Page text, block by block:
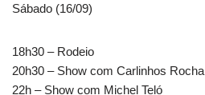
Sábado (16/09)
18h30 – Rodeio
20h30 – Show com Carlinhos Rocha
22h – Show com Michel Teló